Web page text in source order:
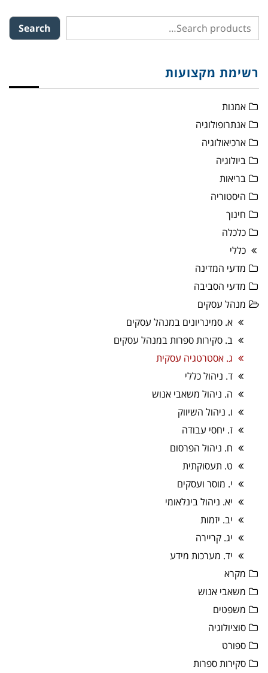
Search
רשימת מקצועות
אמנות
אנתרופולוגיה
ארכיאולוגיה
ביולוגיה
בריאות
היסטוריה
חינוך
כלכלה
כללי
מדעי המדינה
מדעי הסביבה
מנהל עסקים
א. סמינריונים במנהל עסקים
ב. סקירות ספרות במנהל עסקים
ג. אסטרטגיה עסקית
ד. ניהול כללי
ה. ניהול משאבי אנוש
ו. ניהול השיווק
ז. יחסי עבודה
ח. ניהול הפרסום
ט. תעסוקתית
י. מוסר ועסקים
יא. ניהול בינלאומי
יב. יזמות
יג. קריירה
יד. מערכות מידע
מקרא
משאבי אנוש
משפטים
סוציולוגיה
ספורט
סקירות ספרות